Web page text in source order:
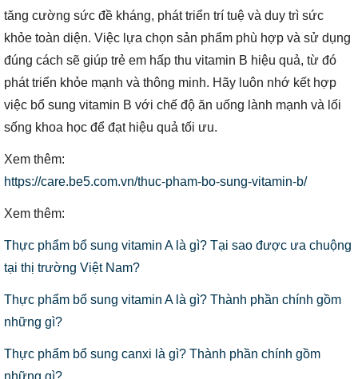
tăng cường sức đề kháng, phát triển trí tuệ và duy trì sức
khỏe toàn diện. Việc lựa chọn sản phẩm phù hợp và sử dụng
đúng cách sẽ giúp trẻ em hấp thu vitamin B hiệu quả, từ đó
phát triển khỏe mạnh và thông minh. Hãy luôn nhớ kết hợp
việc bổ sung vitamin B với chế độ ăn uống lành mạnh và lối
sống khoa học để đạt hiệu quả tối ưu.
Xem thêm:
https://care.be5.com.vn/thuc-pham-bo-sung-vitamin-b/
Xem thêm:
Thực phẩm bổ sung vitamin A là gì? Tại sao được ưa chuộng
tại thị trường Việt Nam?
Thực phẩm bổ sung vitamin A là gì? Thành phần chính gồm
những gì?
Thực phẩm bổ sung canxi là gì? Thành phần chính gồm
những gì?